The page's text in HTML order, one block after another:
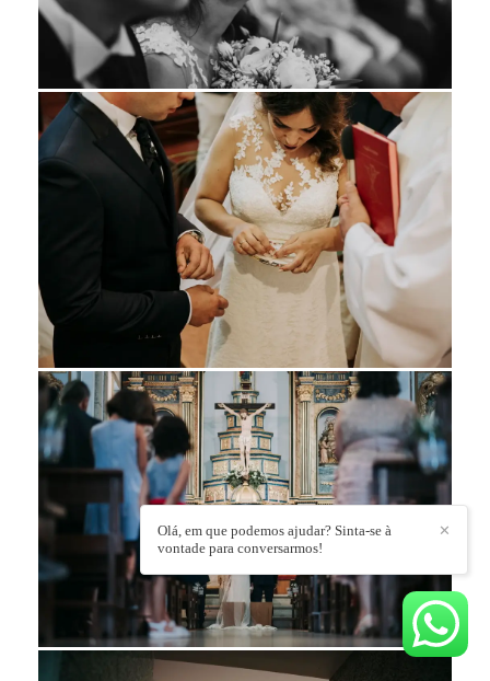
✕
Olá, em que podemos ajudar? Sinta-se à
vontade para conversarmos!